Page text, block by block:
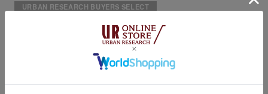
URBAN RESEARCH BUYERS SELECT
#MEN #URBS